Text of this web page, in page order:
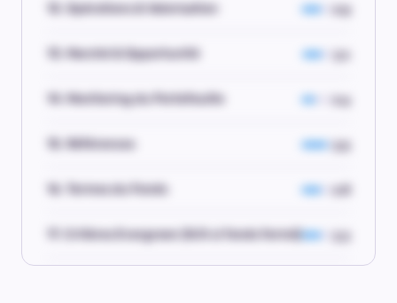
12. Opérations & Valorisation 2.9
13. Marché & Opportunité
14. Monitoring du Portefeuille 2.4
15. Références 3.5
16. Termes du Fonds
17. Critères Evergreen (N/A si fonds fermé)